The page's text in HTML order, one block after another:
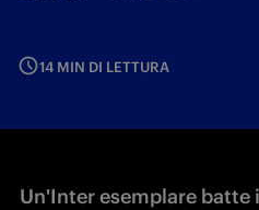
14 MIN DI LETTURA
Un'Inter esemplare batte